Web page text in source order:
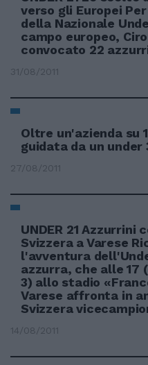
verso gli Europei
della Nazionale
campo europeo,
convocato 22
31/08/2011
Oltre un'azienda su
guidata da un under
27/08/2011
UNDER 21 Azzurrini
Svizzera a Varese
l'avventura
azzurra, che alle 17
3) allo stadio
Varese affronta in
Svizzera
14/08/2011